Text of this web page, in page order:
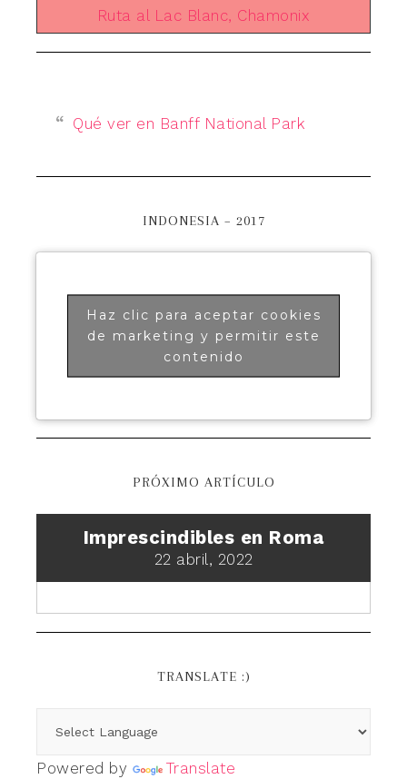
Ruta al Lac Blanc, Chamonix
Qué ver en Banff National Park
INDONESIA – 2017
Haz clic para aceptar cookies
de marketing y permitir este
contenido
PRÓXIMO ARTÍCULO
Imprescindibles en Roma
22 abril, 2022
TRANSLATE :)
Powered by Translate